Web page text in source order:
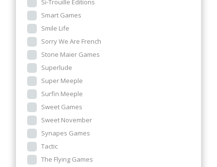
Si-Trouille Editions
Smart Games
Smile Life
Sorry We Are French
Stone Maier Games
Superlude
Super Meeple
Surfin Meeple
Sweet Games
Sweet November
Synapes Games
Tactic
The Flying Games